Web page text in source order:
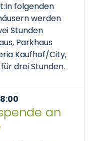
folgenden
werden
Stunden
Parkhaus
Kaufhof/City,
drei Stunden.
an